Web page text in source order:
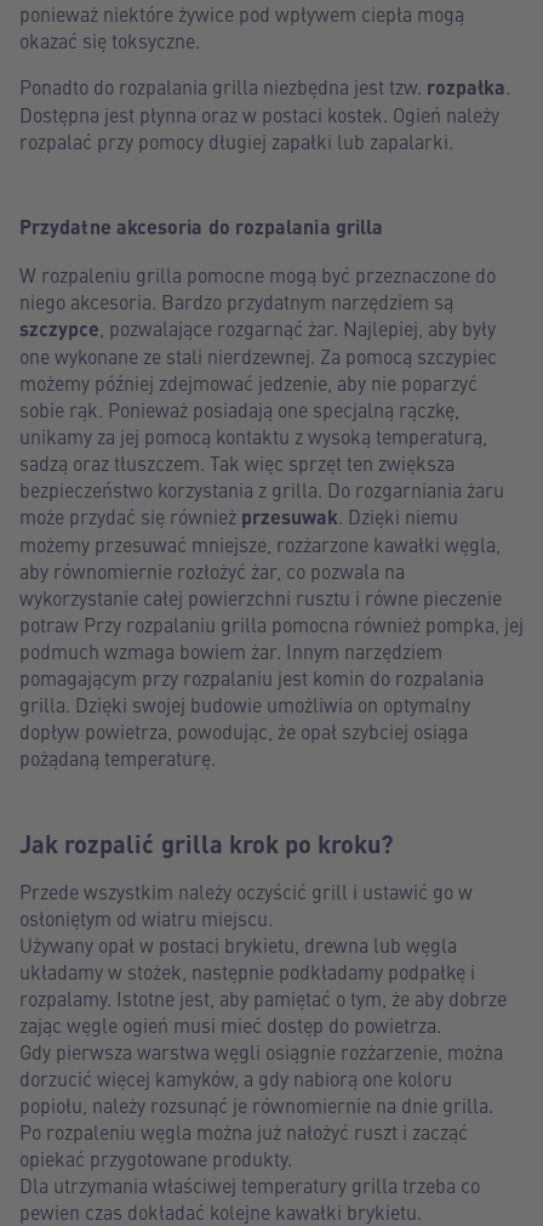
ponieważ niektóre żywice pod wpływem ciepła mogą
okazać się toksyczne.
Ponadto do rozpalania grilla niezbędna jest tzw. rozpałka.
Dostępna jest płynna oraz w postaci kostek. Ogień należy
rozpalać przy pomocy długiej zapałki lub zapalarki.
Przydatne akcesoria do rozpalania grilla
W rozpaleniu grilla pomocne mogą być przeznaczone do
niego akcesoria. Bardzo przydatnym narzędziem są
szczypce , pozwalające rozgarnąć żar. Najlepiej, aby były
one wykonane ze stali nierdzewnej. Za pomocą szczypiec
możemy później zdejmować jedzenie, aby nie poparzyć
sobie rąk. Ponieważ posiadają one specjalną rączkę,
unikamy za jej pomocą kontaktu z wysoką temperaturą,
sadzą oraz tłuszczem. Tak więc sprzęt ten zwiększa
bezpieczeństwo korzystania z grilla. Do rozgarniania żaru
może przydać się również przesuwak. Dzięki niemu
możemy przesuwać mniejsze, rozżarzone kawałki węgla,
aby równomiernie rozłożyć żar, co pozwala na
wykorzystanie całej powierzchni rusztu i równe pieczenie
potraw Przy rozpalaniu grilla pomocna również pompka, jej
podmuch wzmaga bowiem żar. Innym narzędziem
pomagającym przy rozpalaniu jest komin do rozpalania
grilla. Dzięki swojej budowie umożliwia on optymalny
dopływ powietrza, powodując, że opał szybciej osiąga
pożądaną temperaturę.
Jak rozpalić grilla krok po kroku?
Przede wszystkim należy oczyścić grill i ustawić go w
osłoniętym od wiatru miejscu.
Używany opał w postaci brykietu, drewna lub węgla
układamy w stożek, następnie podkładamy podpałkę i
rozpalamy. Istotne jest, aby pamiętać o tym, że aby dobrze
zając węgle ogień musi mieć dostęp do powietrza.
Gdy pierwsza warstwa węgli osiągnie rozżarzenie, można
dorzucić więcej kamyków, a gdy nabiorą one koloru
popiołu, należy rozsunąć je równomiernie na dnie grilla.
Po rozpaleniu węgla można już nałożyć ruszt i zacząć
opiekać przygotowane produkty.
Dla utrzymania właściwej temperatury grilla trzeba co
pewien czas dokładać kolejne kawałki brykietu.